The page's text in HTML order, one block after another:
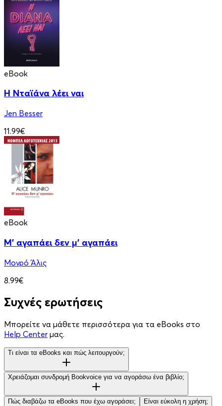
eBook
Η Νταϊάνα λέει ναι
Jen Besser
11.99€
eBook
Μ' αγαπάει δεν μ' αγαπάει
Μονρό Άλις
8.99€
Συχνές ερωτήσεις
Μπορείτε να μάθετε περισσότερα για τα eBooks στο
Help Center μας.
Τι είναι τα eBooks και πώς λειτουργούν;
Χρειάζομαι συνδρομή Bookvoice για να αγοράσω ένα βιβλίο;
Πώς διαβάζω τα eBooks που έχω αγοράσει; Είναι εύκολη η χρήση;